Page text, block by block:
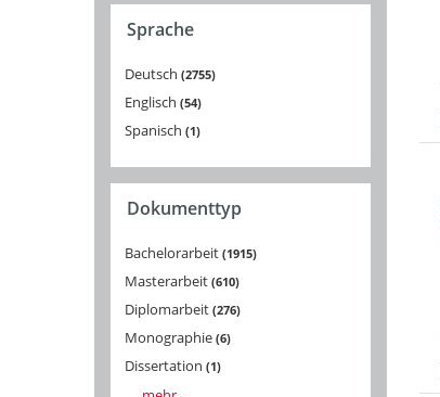
Sprache
Deutsch 2755
Englisch 54
Spanisch 1
Dokumenttyp
Bachelorarbeit 1915
Masterarbeit 610
Diplomarbeit 276
Monographie 6
Dissertation 1